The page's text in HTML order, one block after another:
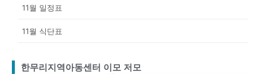
11월 일정표
11월 식단표
한무리지역아동센터 이모 저모